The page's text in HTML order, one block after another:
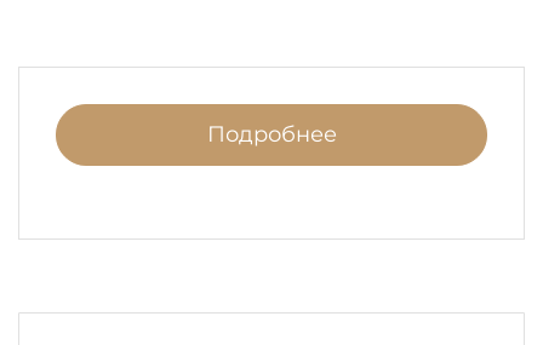
Подробнее